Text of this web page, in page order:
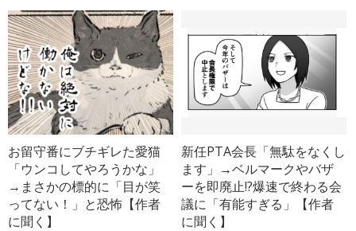
お留守番にブチギレた愛猫
「ウンコしてやろうかな」
→まさかの標的に「目が笑
ってない！」と恐怖【作者
に聞く】
新任PTA会長「無駄をなくし
ます」→ベルマークやバザ
ーを即廃止!?爆速で終わる会
議に「有能すぎる」【作者
に聞く】